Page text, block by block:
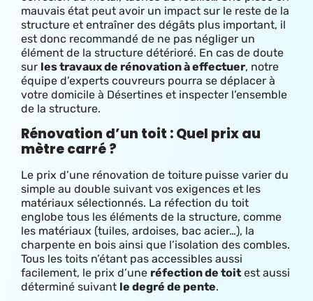
mauvais état peut avoir un impact sur le reste de la
structure et entraîner des dégâts plus important, il
est donc recommandé de ne pas négliger un
élément de la structure détérioré. En cas de doute
sur les travaux de rénovation à effectuer, notre
équipe d’experts couvreurs pourra se déplacer à
votre domicile à Désertines et inspecter l’ensemble
de la structure.
Rénovation d’un toit : Quel prix au
mètre carré ?
Le prix d’une rénovation de toiture puisse varier du
simple au double suivant vos exigences et les
matériaux sélectionnés. La réfection du toit
englobe tous les éléments de la structure, comme
les matériaux (tuiles, ardoises, bac acier…), la
charpente en bois ainsi que l’isolation des combles.
Tous les toits n’étant pas accessibles aussi
facilement, le prix d’une réfection de toit est aussi
déterminé suivant le degré de pente.